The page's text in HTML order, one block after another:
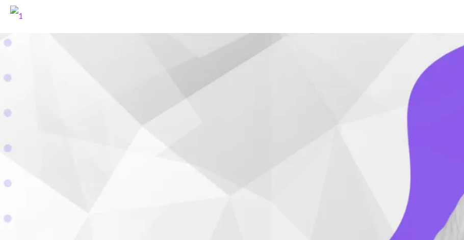
Aprendé a conseguir
sponsors de forma
profesional.